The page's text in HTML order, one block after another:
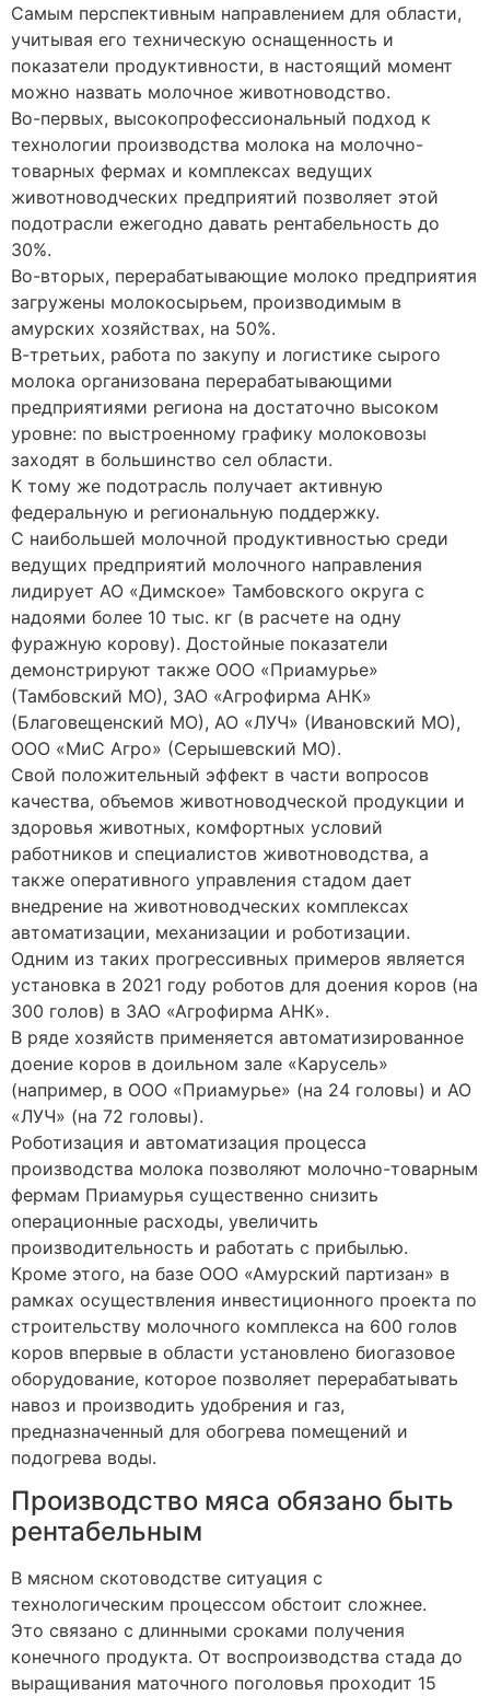
Самым перспективным направлением для области,
учитывая его техническую оснащенность и
показатели продуктивности, в настоящий момент
можно назвать молочное животноводство.
Во-первых, высокопрофессиональный подход к
технологии производства молока на молочно-
товарных фермах и комплексах ведущих
животноводческих предприятий позволяет этой
подотрасли ежегодно давать рентабельность до
30%.
Во-вторых, перерабатывающие молоко предприятия
загружены молокосырьем, производимым в
амурских хозяйствах, на 50%.
В-третьих, работа по закупу и логистике сырого
молока организована перерабатывающими
предприятиями региона на достаточно высоком
уровне: по выстроенному графику молоковозы
заходят в большинство сел области.
К тому же подотрасль получает активную
федеральную и региональную поддержку.
С наибольшей молочной продуктивностью среди
ведущих предприятий молочного направления
лидирует АО «Димское» Тамбовского округа с
надоями более 10 тыс. кг (в расчете на одну
фуражную корову). Достойные показатели
демонстрируют также ООО «Приамурье»
(Тамбовский МО), ЗАО «Агрофирма АНК»
(Благовещенский МО), АО «ЛУЧ» (Ивановский МО),
ООО «МиС Агро» (Серышевский МО).
Свой положительный эффект в части вопросов
качества, объемов животноводческой продукции и
здоровья животных, комфортных условий
работников и специалистов животноводства, а
также оперативного управления стадом дает
внедрение на животноводческих комплексах
автоматизации, механизации и роботизации.
Одним из таких прогрессивных примеров является
установка в 2021 году роботов для доения коров (на
300 голов) в ЗАО «Агрофирма АНК».
В ряде хозяйств применяется автоматизированное
доение коров в доильном зале «Карусель»
(например, в ООО «Приамурье» (на 24 головы) и АО
«ЛУЧ» (на 72 головы).
Роботизация и автоматизация процесса
производства молока позволяют молочно-товарным
фермам Приамурья существенно снизить
операционные расходы, увеличить
производительность и работать с прибылью.
Кроме этого, на базе ООО «Амурский партизан» в
рамках осуществления инвестиционного проекта по
строительству молочного комплекса на 600 голов
коров впервые в области установлено биогазовое
оборудование, которое позволяет перерабатывать
навоз и производить удобрения и газ,
предназначенный для обогрева помещений и
подогрева воды.
Производство мяса обязано быть
рентабельным
В мясном скотоводстве ситуация с
технологическим процессом обстоит сложнее.
Это связано с длинными сроками получения
конечного продукта. От воспроизводства стада до
выращивания маточного поголовья проходит 15